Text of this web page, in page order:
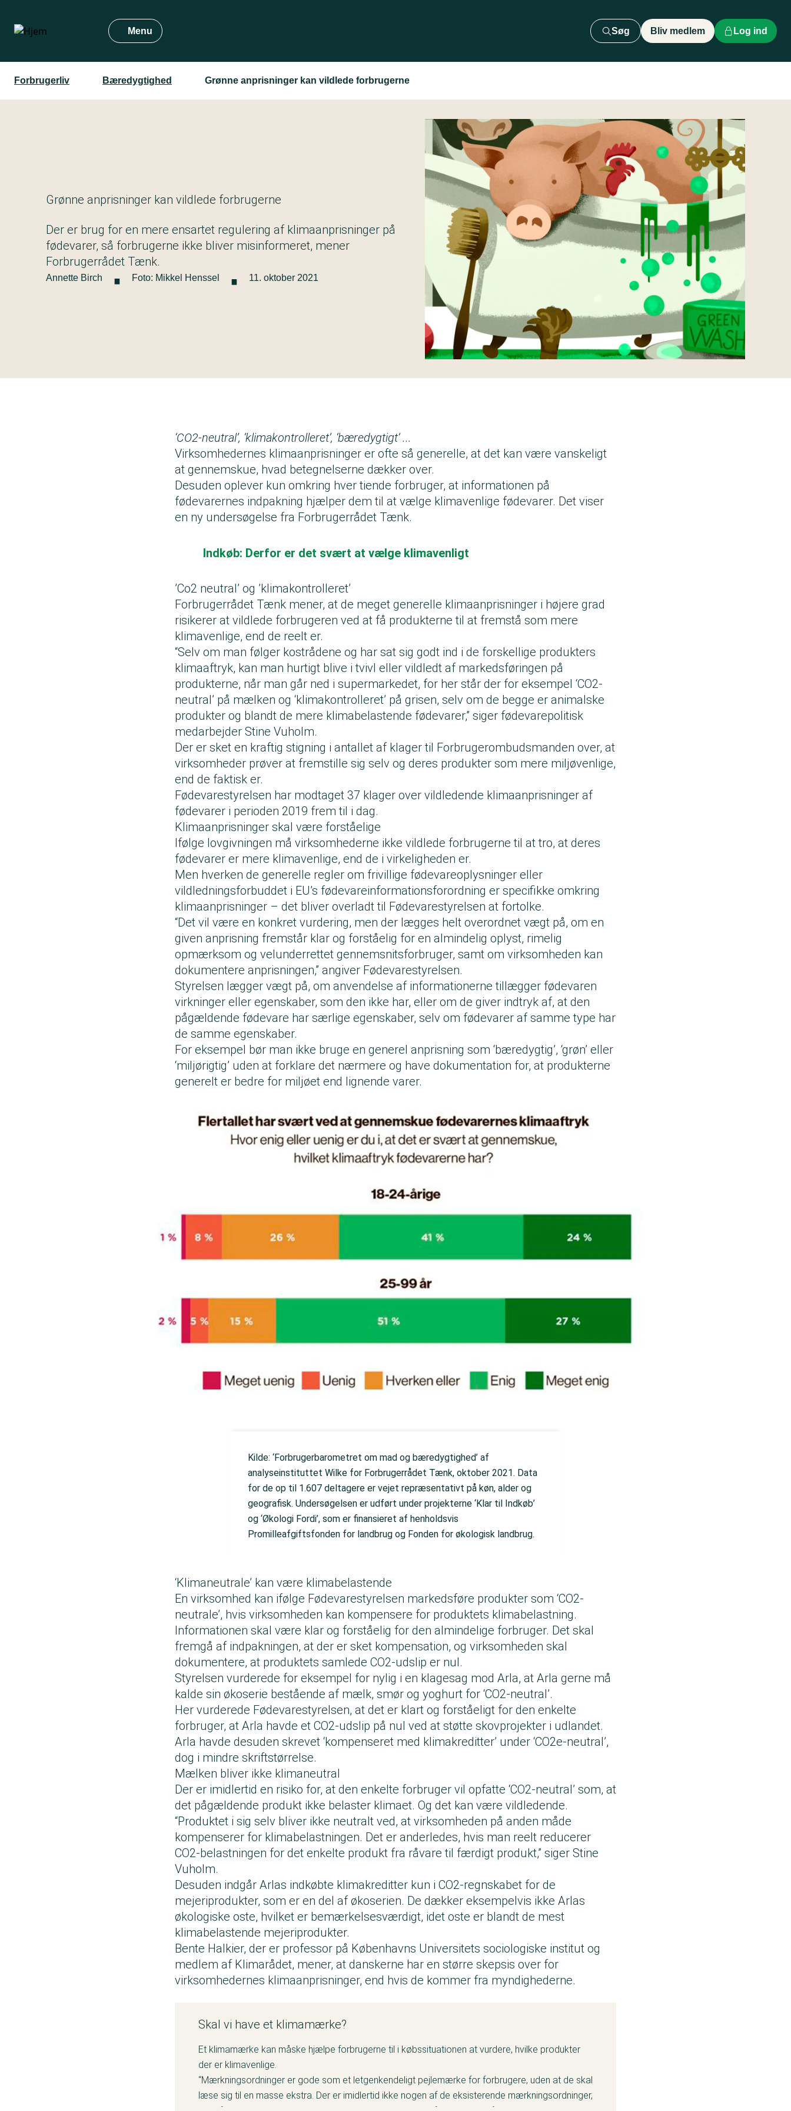
hovedindhold
Menu Søg Bliv medlem Log ind
Forbrugerliv Bæredygtighed Grønne anprisninger kan vildlede forbrugerne
Grønne anprisninger kan vildlede forbrugerne
Der er brug for en mere ensartet regulering af klimaanprisninger på
fødevarer, så forbrugerne ikke bliver misinformeret, mener
Forbrugerrådet Tænk.
Annette Birch · Foto: Mikkel Henssel · 11. oktober 2021
‘CO2-neutral’, ‘klimakontrolleret’, ‘bæredygtigt’ ...
Virksomhedernes klimaanprisninger er ofte så generelle, at det kan være vanskeligt
at gennemskue, hvad betegnelserne dækker over.
Desuden oplever kun omkring hver tiende forbruger, at informationen på
fødevarernes indpakning hjælper dem til at vælge klimavenlige fødevarer. Det viser
en ny undersøgelse fra Forbrugerrådet Tænk.
Indkøb: Derfor er det svært at vælge klimavenligt
’Co2 neutral’ og ’klimakontrolleret’
Forbrugerrådet Tænk mener, at de meget generelle klimaanprisninger i højere grad
risikerer at vildlede forbrugeren ved at få produkterne til at fremstå som mere
klimavenlige, end de reelt er.
“Selv om man følger kostrådene og har sat sig godt ind i de forskellige produkters
klimaaftryk, kan man hurtigt blive i tvivl eller vildledt af markedsføringen på
produkterne, når man går ned i supermarkedet, for her står der for eksempel ‘CO2-
neutral’ på mælken og ‘klimakontrolleret’ på grisen, selv om de begge er animalske
produkter og blandt de mere klimabelastende fødevarer,” siger fødevarepolitisk
medarbejder Stine Vuholm.
Der er sket en kraftig stigning i antallet af klager til Forbrugerombudsmanden over, at
virksomheder prøver at fremstille sig selv og deres produkter som mere miljøvenlige,
end de faktisk er.
Fødevarestyrelsen har modtaget 37 klager over vildledende klimaanprisninger af
fødevarer i perioden 2019 frem til i dag.
Klimaanprisninger skal være forståelige
Ifølge lovgivningen må virksomhederne ikke vildlede forbrugerne til at tro, at deres
fødevarer er mere klimavenlige, end de i virkeligheden er.
Men hverken de generelle regler om frivillige fødevareoplysninger eller
vildledningsforbuddet i EU’s fødevareinformationsforordning er specifikke omkring
klimaanprisninger – det bliver overladt til Fødevarestyrelsen at fortolke.
“Det vil være en konkret vurdering, men der lægges helt overordnet vægt på, om en
given anprisning fremstår klar og forståelig for en almindelig oplyst, rimelig
opmærksom og velunderrettet gennemsnitsforbruger, samt om virksomheden kan
dokumentere anprisningen,” angiver Fødevarestyrelsen.
Styrelsen lægger vægt på, om anvendelse af informationerne tillægger fødevaren
virkninger eller egenskaber, som den ikke har, eller om de giver indtryk af, at den
pågældende fødevare har særlige egenskaber, selv om fødevarer af samme type har
de samme egenskaber.
For eksempel bør man ikke bruge en generel anprisning som ‘bæredygtig’, ‘grøn’ eller
‘miljørigtig’ uden at forklare det nærmere og have dokumentation for, at produkterne
generelt er bedre for miljøet end lignende varer.
Kilde: ‘Forbrugerbarometret om mad og bæredygtighed’ af
analyseinstituttet Wilke for Forbrugerrådet Tænk, oktober 2021. Data
for de op til 1.607 deltagere er vejet repræsentativt på køn, alder og
geografisk. Undersøgelsen er udført under projekterne ‘Klar til Indkøb’
og ‘Økologi Fordi’, som er finansieret af henholdsvis
Promilleafgiftsfonden for landbrug og Fonden for økologisk landbrug.
‘Klimaneutrale’ kan være klimabelastende
En virksomhed kan ifølge Fødevarestyrelsen markedsføre produkter som ‘CO2-
neutrale’, hvis virksomheden kan kompensere for produktets klimabelastning.
Informationen skal være klar og forståelig for den almindelige forbruger. Det skal
fremgå af indpakningen, at der er sket kompensation, og virksomheden skal
dokumentere, at produktets samlede CO2-udslip er nul.
Styrelsen vurderede for eksempel for nylig i en klagesag mod Arla, at Arla gerne må
kalde sin økoserie bestående af mælk, smør og yoghurt for ‘CO2-neutral’.
Her vurderede Fødevarestyrelsen, at det er klart og forståeligt for den enkelte
forbruger, at Arla havde et CO2-udslip på nul ved at støtte skovprojekter i udlandet.
Arla havde desuden skrevet ‘kompenseret med klimakreditter’ under ‘CO2e-neutral’,
dog i mindre skriftstørrelse.
Mælken bliver ikke klimaneutral
Der er imidlertid en risiko for, at den enkelte forbruger vil opfatte ‘CO2-neutral’ som, at
det pågældende produkt ikke belaster klimaet. Og det kan være vildledende.
“Produktet i sig selv bliver ikke neutralt ved, at virksomheden på anden måde
kompenserer for klimabelastningen. Det er anderledes, hvis man reelt reducerer
CO2-belastningen for det enkelte produkt fra råvare til færdigt produkt,” siger Stine
Vuholm.
Desuden indgår Arlas indkøbte klimakreditter kun i CO2-regnskabet for de
mejeriprodukter, som er en del af økoserien. De dækker eksempelvis ikke Arlas
økologiske oste, hvilket er bemærkelsesværdigt, idet oste er blandt de mest
klimabelastende mejeriprodukter.
Bente Halkier, der er professor på Københavns Universitets sociologiske institut og
medlem af Klimarådet, mener, at danskerne har en større skepsis over for
virksomhedernes klimaanprisninger, end hvis de kommer fra myndighederne.
Skal vi have et klimamærke?
Et klimamærke kan måske hjælpe forbrugerne til i købssituationen at vurdere, hvilke produkter
der er klimavenlige.
“Mærkningsordninger er gode som et letgenkendeligt pejlemærke for forbrugere, uden at de skal
læse sig til en masse ekstra. Der er imidlertid ikke nogen af de eksisterende mærkningsordninger,